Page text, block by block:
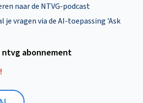
naar de NTVG-podcast
je vragen via de AI-toepassing 'Ask
abonnement